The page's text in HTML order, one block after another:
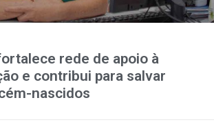
rede de apoio à
e contribui para salvar
nascidos